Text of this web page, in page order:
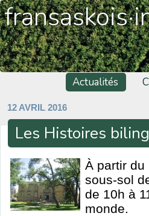
Actualités
12 AVRIL 2016
Les Histoires
À partir du
sous-sol
de 10h à
monde.